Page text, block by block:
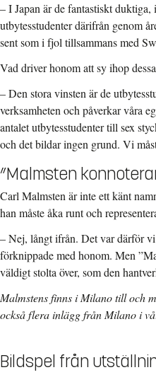
– I Japan är de fantastiskt
utbytesstudenter därifrån genom
sent som i fjol tillsammans med
Vad driver honom att sy ihop
– Den stora vinsten är de
verksamheten och påverkar våra
antalet utbytesstudenter till sex
och det bildar ingen grund. Vi
”Malmsten
Carl Malmsten är inte ett känt
han måste åka runt och
– Nej, långt ifrån. Det var därför
förknippade med honom. Men
väldigt stolta över, som den
Malmstens finns i Milano till och
också flera inlägg från Milano i
Bildspel från